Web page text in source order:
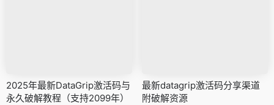
2025年最新DataGrip激活码与
永久破解教程（支持2099年）
最新datagrip激活码分享渠道
附破解资源